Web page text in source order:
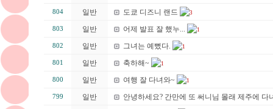
804 일반 도쿄 디즈니 랜드 3
803 일반 어제 발표 잘 했누... 1
802 일반 그녀는 예뻤다. 1
801 일반 축하해~ 1
800 일반 여행 잘 다녀와~ 1
799 일반 안녕하세요? 간만에 또 써니님 몰래 제주에 다